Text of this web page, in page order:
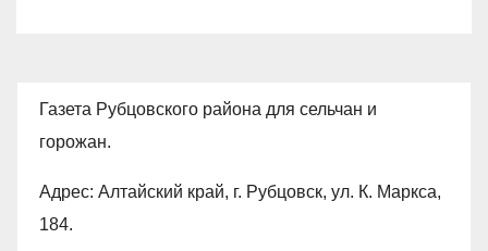
Газета Рубцовского района для сельчан и
горожан.
Адрес: Алтайский край, г. Рубцовск, ул. К. Маркса,
184.